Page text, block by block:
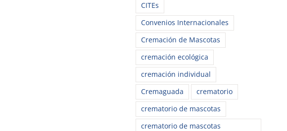
CITEs
Convenios Internacionales
Cremación de Mascotas
cremación ecológica
cremación individual
Cremaguada
crematorio
crematorio de mascotas
crematorio de mascotas